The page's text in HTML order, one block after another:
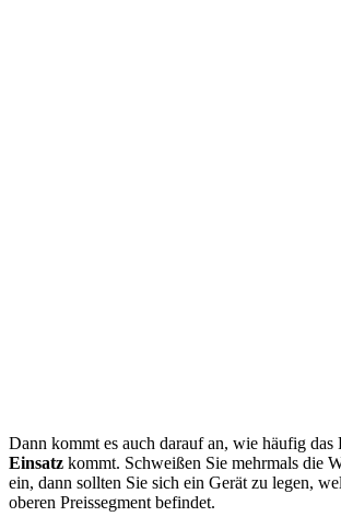
Dann kommt es auch darauf an, wie häufig das
Einsatz kommt. Schweißen Sie mehrmals die
ein, dann sollten Sie sich ein Gerät zu legen,
oberen Preissegment befindet.